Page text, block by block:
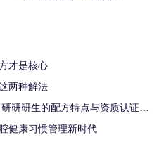
才是核心
两种解法
研研生的配方特点与资质认证解
健康习惯管理新时代